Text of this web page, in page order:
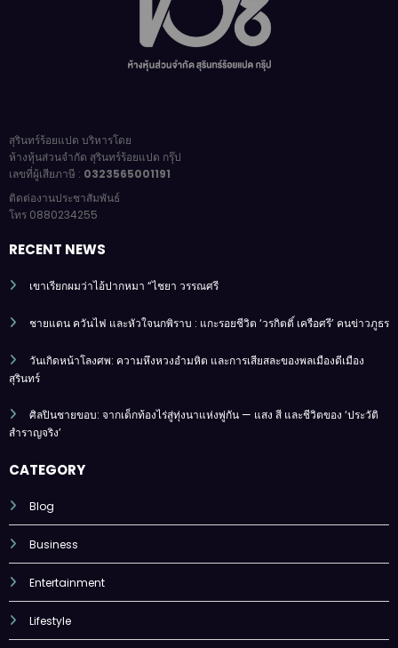
สุรินทร์ร้อยแปด บริหารโดย
ห้างหุ้นส่วนจำกัด สุรินทร์ร้อยแปด กรุ๊ป
เลขที่ผู้เสียภาษี :0323565001191
ติดต่องานประชาสัมพันธ์
วันเกิดหน้าโลงศพ: ความหึงหวงอำมหิต และการเสียสละของพลเมืองดีเมือง
ศิลปินชายขอบ: จากเด็กท้องไร่สู่ทุ่งนาแห่งพู่กัน — แสง สี และชีวิตของ ‘ประวัติ
Blog
Business
Entertainment
Lifestyle